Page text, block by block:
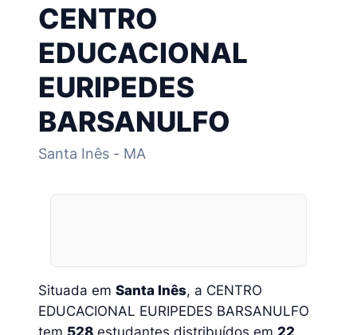
CENTRO
EDUCACIONAL
EURIPEDES
BARSANULFO
Santa Inês - MA
Situada em Santa Inês, a CENTRO
EDUCACIONAL EURIPEDES BARSANULFO